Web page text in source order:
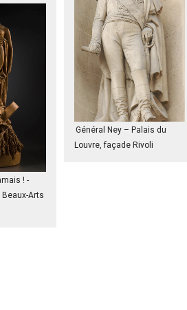
! -
Général Ney – Palais du
Louvre, façade Rivoli